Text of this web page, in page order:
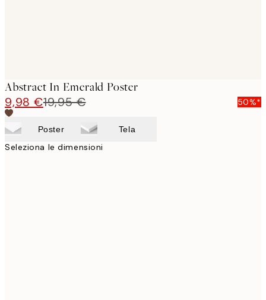
Abstract In Emerald Poster
9,98 €19,95 € 50%*
Poster Tela
Seleziona le dimensioni